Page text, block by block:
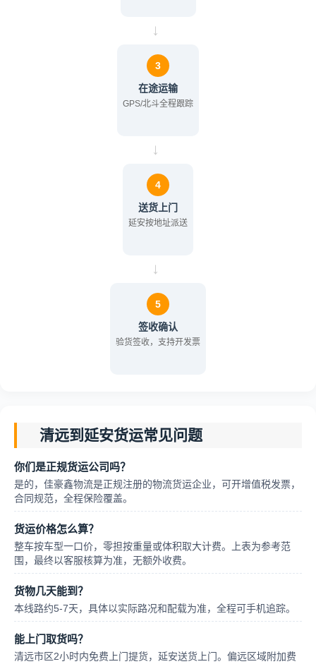
→
3
在途运输
GPS/北斗全程跟踪
→
4
送货上门
延安按地址派送
→
5
签收确认
验货签收，支持开发票
清远到延安货运常见问题
你们是正规货运公司吗？
是的，佳豪鑫物流是正规注册的物流货运企业，可开增值税发票，
合同规范，全程保险覆盖。
货运价格怎么算？
整车按车型一口价，零担按重量或体积取大计费。上表为参考范
围，最终以客服核算为准，无额外收费。
货物几天能到？
本线路约5-7天，具体以实际路况和配载为准，全程可手机追踪。
能上门取货吗？
清远市区2小时内免费上门提货，延安送货上门。偏远区域附加费